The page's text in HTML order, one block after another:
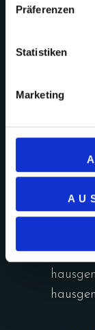
Präferenzen
Statistiken
Marketing
frischer
frischer